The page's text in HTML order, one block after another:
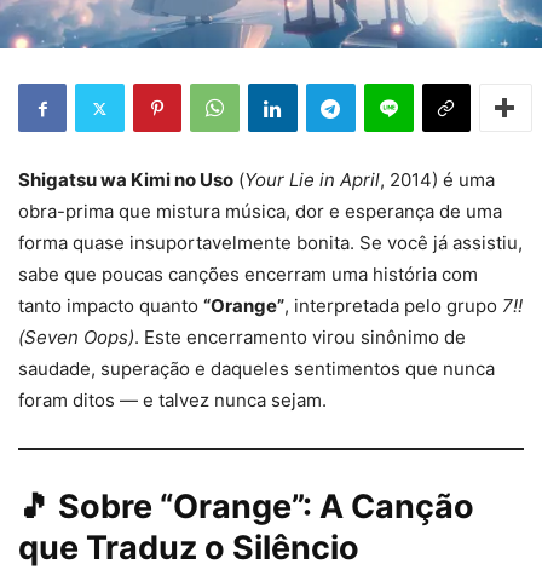
Shigatsu wa Kimi no Uso (Your Lie in April, 2014) é uma
obra-prima que mistura música, dor e esperança de uma
forma quase insuportavelmente bonita. Se você já assistiu,
sabe que poucas canções encerram uma história com
tanto impacto quanto “Orange”, interpretada pelo grupo 7!!
(Seven Oops). Este encerramento virou sinônimo de
saudade, superação e daqueles sentimentos que nunca
foram ditos — e talvez nunca sejam.
🎵 Sobre “Orange”: A Canção
que Traduz o Silêncio